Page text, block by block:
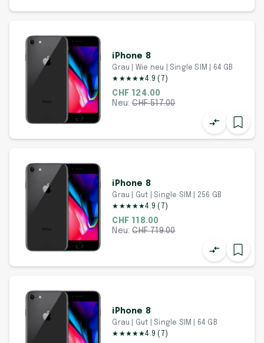
iPhone 8
Grau | Wie neu | Single SIM | 64 GB
★ ★★★★4.9 ( 7 )
CHF 124.00
Neu:CHF517.00
iPhone 8
Grau | Gut | Single SIM | 256 GB
★ ★★★★4.9 ( 7 )
CHF 118.00
Neu:CHF719.00
iPhone 8
Grau | Gut | Single SIM | 64 GB
★ ★★★★4.9 ( 7 )